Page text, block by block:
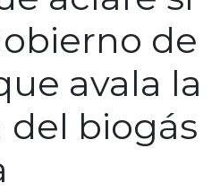
de
avala la
del biogás